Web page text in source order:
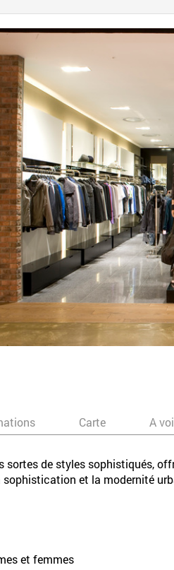
Carte A
sortes de styles sophistiqués,
et la modernité
et femmes